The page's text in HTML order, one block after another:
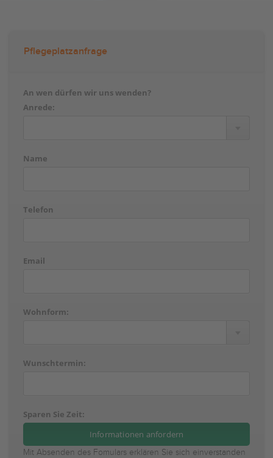
Pflegeplatzanfrage
An wen dürfen wir uns wenden?
Anrede:
Name
Telefon
Email
Wohnform:
Wunschtermin:
Sparen Sie Zeit:
Mit Absenden des Fomulars erklären Sie sich einverstanden